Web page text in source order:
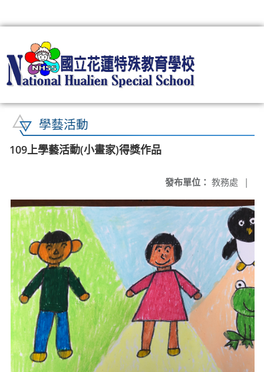
學藝活動
109上學藝活動(小畫家)得獎作品
發布單位： 教務處 |